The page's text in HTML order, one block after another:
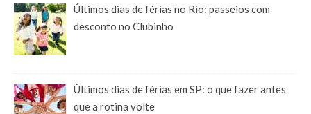
Últimos dias de férias no Rio: passeios com
desconto no Clubinho
Últimos dias de férias em SP: o que fazer antes
que a rotina volte